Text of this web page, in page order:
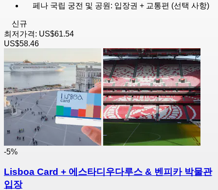
페나 국립 궁전 및 공원: 입장권 + 교통편 (선택 사항)
신규
최저가격: US$61.54
US$58.46
-5%
Lisboa Card + 에스타디우다루스 & 벤피카 박물관
입장